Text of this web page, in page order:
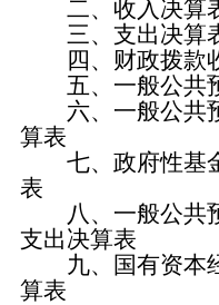
二、收入决算
三、支出决算
四、财政拨款
五、一般公共预
六、一般公共
算表
七、政府性基金
表
八、一般公共预
支出决算表
九、国有资本
算表